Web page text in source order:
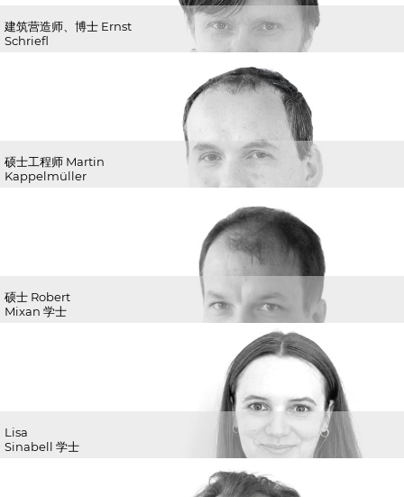
建筑营造师、博士 Ernst
Schriefl
硕士工程师 Martin
Kappelmüller
硕士 Robert
Mixan 学士
Lisa
Sinabell 学士